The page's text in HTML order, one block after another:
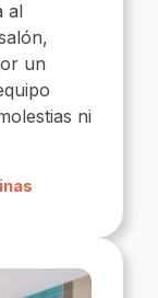
al
un
ni